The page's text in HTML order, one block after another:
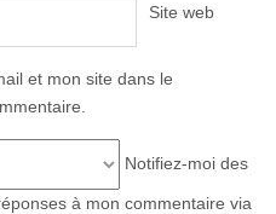
Site web
et mon site dans le
Notifiez-moi des
à mon commentaire via